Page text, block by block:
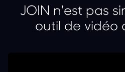
JOIN n'est pas
outil de vidéo